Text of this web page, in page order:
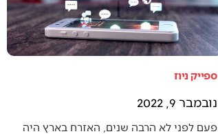
ספייק ניוז
נובמבר 9, 2022
פעם לפני לא הרבה שנים, האזרח בארץ היה